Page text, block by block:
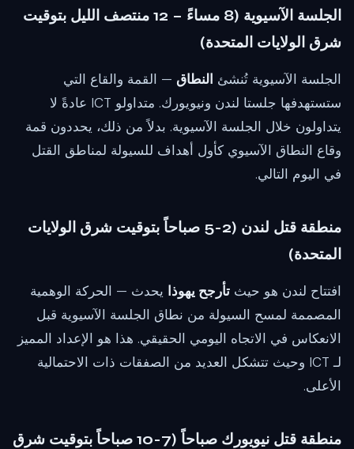
الجلسة الآسيوية (8 مساءً – 12 منتصف الليل بتوقيت
شرق الولايات المتحدة)
الجلسة الآسيوية تُنشئ النطاق — القمة والقاع التي
ستستهدفها جلستا لندن ونيويورك. متداولو ICT عادةً لا
يتداولون خلال الجلسة الآسيوية. بدلاً من ذلك، يحددون قمة
وقاع النطاق الآسيوي كأول أهداف للسيولة لمناطق القتل
في اليوم التالي.
منطقة قتل لندن (2-5 صباحاً بتوقيت شرق الولايات
المتحدة)
افتتاح لندن هو حيث تأرجح يهوذا يحدث — الحركة الوهمية
المصممة لمسح السيولة من نطاق الجلسة الآسيوية قبل
الانعكاس في الاتجاه اليومي الحقيقي. هذا هو الإعداد المميز
لـ ICT وحيث تتشكل العديد من الصفقات ذات الاحتمالية
الأعلى.
منطقة قتل نيويورك صباحاً (7-10 صباحاً بتوقيت شرق